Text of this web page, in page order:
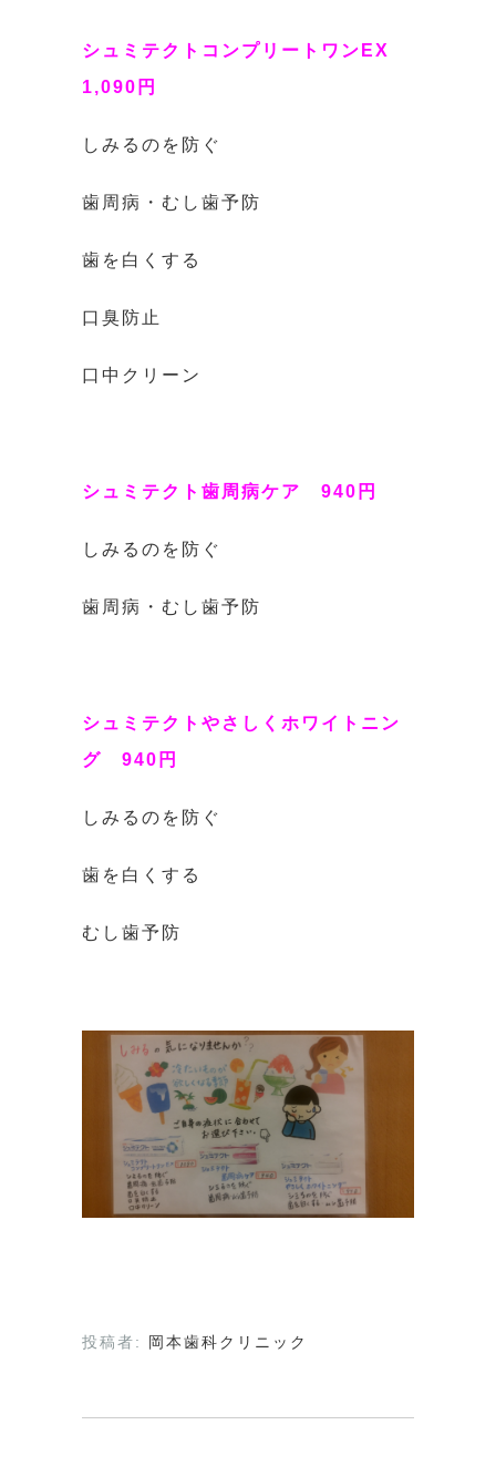
シュミテクトコンプリートワンEX
1,090円
しみるのを防ぐ
歯周病・むし歯予防
歯を白くする
口臭防止
口中クリーン
シュミテクト歯周病ケア 940円
しみるのを防ぐ
歯周病・むし歯予防
シュミテクトやさしくホワイトニン
グ 940円
しみるのを防ぐ
歯を白くする
むし歯予防
投稿者: 岡本歯科クリニック